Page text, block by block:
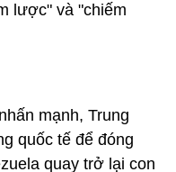
lược" và "chiếm
mạnh, Trung
quốc tế để đóng
quay trở lại con